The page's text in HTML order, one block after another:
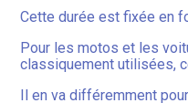
Cette durée est fixée en
Pour les motos et les
classiquement utilisées,
Il en va différemment